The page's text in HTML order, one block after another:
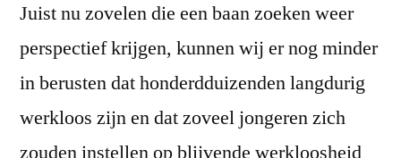
Juist nu zovelen die een baan zoeken weer
perspectief krijgen, kunnen wij er nog minder
in berusten dat honderdduizenden langdurig
werkloos zijn en dat zoveel jongeren zich
zouden instellen op blijvende werkloosheid